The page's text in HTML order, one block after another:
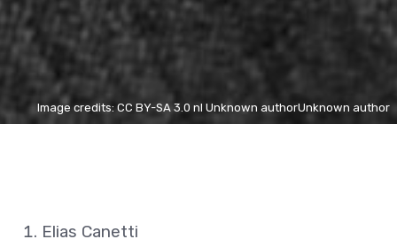
Image credits: CC BY-SA 3.0 nl Unknown authorUnknown author
Elias Canetti